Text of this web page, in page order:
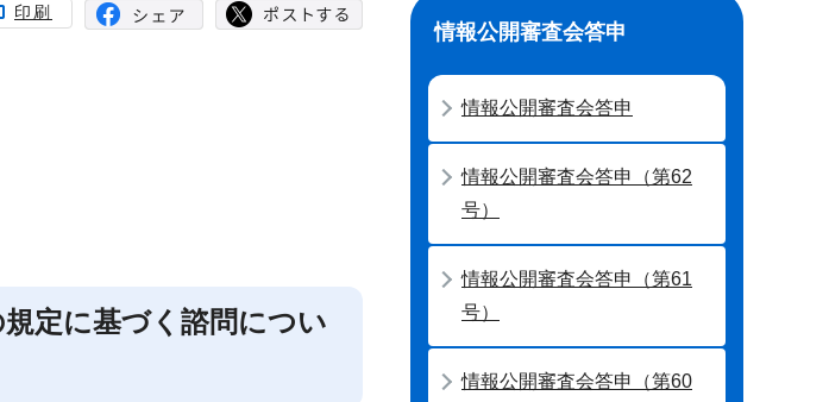
印刷
定に基づく諮問につい
情報公開審査会答申
情報公開審査会答申
情報公開審査会答申（第62
号）
情報公開審査会答申（第61
号）
情報公開審査会答申（第60